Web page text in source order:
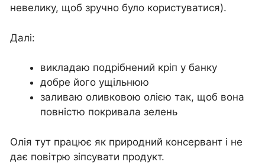
невелику, щоб зручно було користуватися).
Далі:
викладаю подрібнений кріп у банку
добре його ущільнюю
заливаю оливковою олією так, щоб вона
повністю покривала зелень
Олія тут працює як природний консервант і не
дає повітрю зіпсувати продукт.